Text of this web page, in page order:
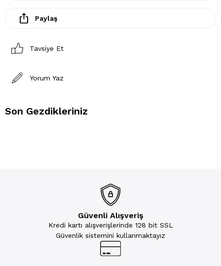
Paylaş
Tavsiye Et
Yorum Yaz
Son Gezdikleriniz
Güvenli Alışveriş
Kredi kartı alışverişlerinde 128 bit SSL
Güvenlik sistemini kullanmaktayız